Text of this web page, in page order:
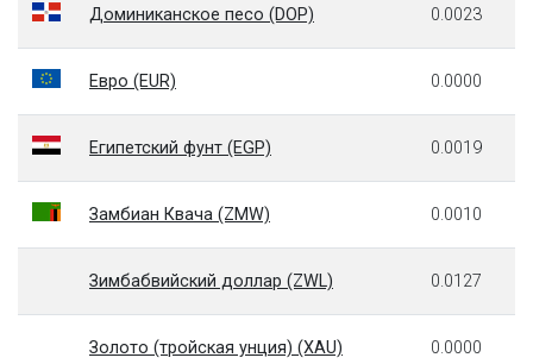
Доминиканское песо (DOP) 0.0023
Евро (EUR) 0.0000
Египетский фунт (EGP) 0.0019
Замбиан Квача (ZMW) 0.0010
Зимбабвийский доллар (ZWL) 0.0127
Золото (тройская унция) (XAU) 0.0000